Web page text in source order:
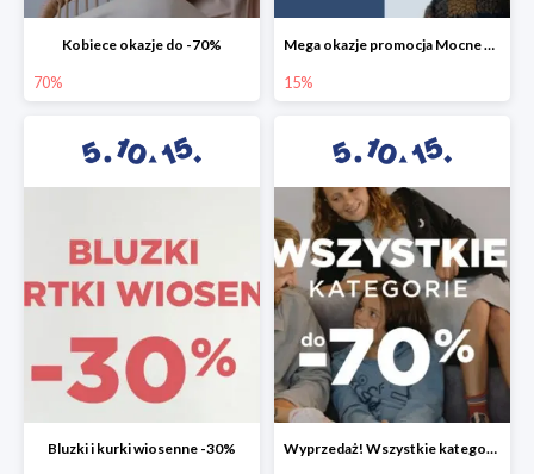
Kobiece okazje do -70%
70%
Mega okazje promocja Mocne marki do -70%
15%
Bluzki i kurki wiosenne -30% Wyprzedaż! Wszystkie kategorie do -70%